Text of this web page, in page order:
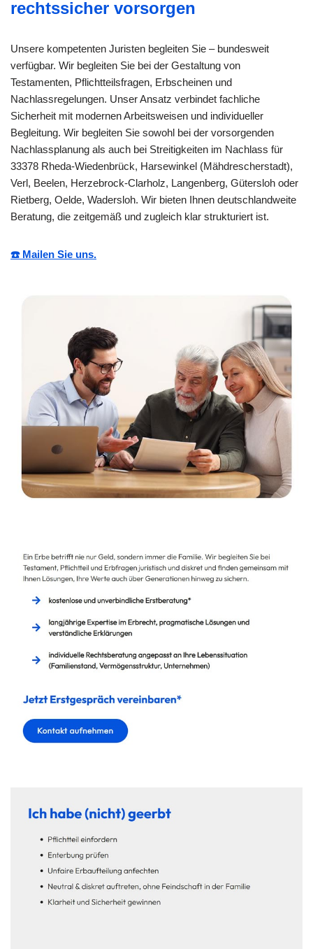
rechtssicher vorsorgen
Unsere kompetenten Juristen begleiten Sie – bundesweit
verfügbar. Wir begleiten Sie bei der Gestaltung von
Testamenten, Pflichtteilsfragen, Erbscheinen und
Nachlassregelungen. Unser Ansatz verbindet fachliche
Sicherheit mit modernen Arbeitsweisen und individueller
Begleitung. Wir begleiten Sie sowohl bei der vorsorgenden
Nachlassplanung als auch bei Streitigkeiten im Nachlass für
33378 Rheda-Wiedenbrück, Harsewinkel (Mähdrescherstadt),
Verl, Beelen, Herzebrock-Clarholz, Langenberg, Gütersloh oder
Rietberg, Oelde, Wadersloh. Wir bieten Ihnen deutschlandweite
Beratung, die zeitgemäß und zugleich klar strukturiert ist.
☎️ Mailen Sie uns.